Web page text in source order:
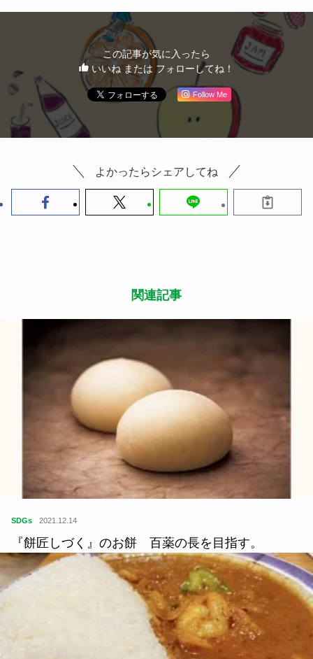
この記事が気に入ったら
いいね または フォローしてね！
Follow Me
よかったらシェアしてね
関連記事
SDGs 2021.12.14
『餅匠しづく』のお餅 百薬の長を目指す。